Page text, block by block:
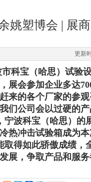
姚塑博会 | 展
更新
科宝（哈思）试验
展会参加企业多达
来的各个厂家的参
们公司会以过硬的
宁波科宝（哈思）的
热冲击试验箱成为本
取得如此骄傲成绩，
展，争取产品和服务